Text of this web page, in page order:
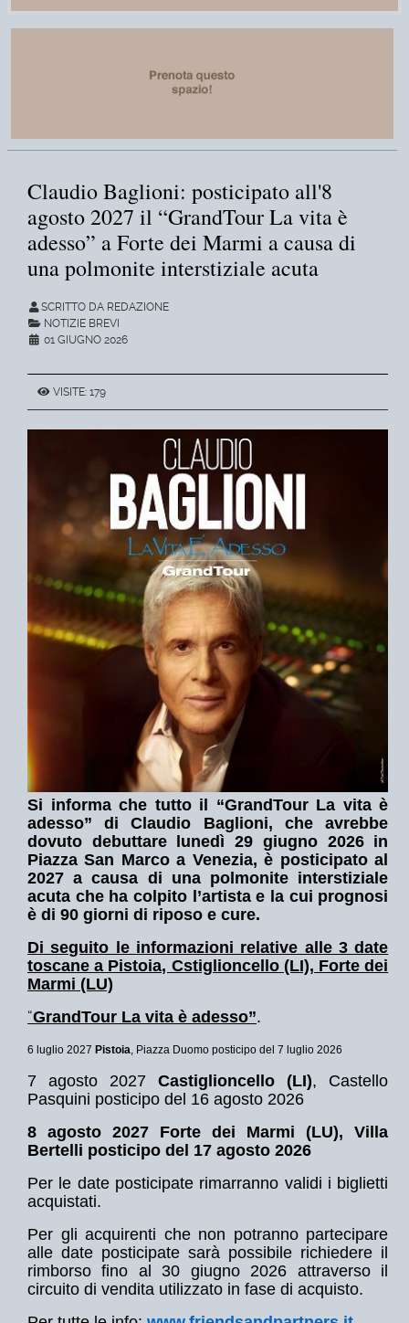
Claudio Baglioni: posticipato all'8
agosto 2027 il “GrandTour La vita è
adesso” a Forte dei Marmi a causa di
una polmonite interstiziale acuta
SCRITTO DA REDAZIONE
NOTIZIE BREVI
01 GIUGNO 2026
VISITE: 179
Si informa che tutto il
“GrandTour La vita è
adesso” di Claudio Baglioni, che avrebbe
dovuto debuttare lunedì 29 giugno 2026 in
Piazza San Marco a Venezia, è posticipato al
2027 a causa di una polmonite interstiziale
acuta che ha colpito l’artista e la cui prognosi
è di 90 giorni di riposo e cure.
Di seguito le informazioni relative alle 3 date
toscane a Pistoia, Cstiglioncello (LI), Forte dei
Marmi (LU)
“GrandTour La vita è adesso”.
6 luglio 2027 Pistoia, Piazza Duomo posticipo del 7 luglio 2026
7 agosto 2027Castiglioncello (LI), Castello
Pasquini posticipo del 16 agosto 2026
8 agosto 2027 Forte dei Marmi (LU), Villa
Bertelli posticipo del 17 agosto 2026
Per le date posticipate rimarranno validi i biglietti
acquistati.
Per gli acquirenti che non potranno partecipare
alle date posticipate sarà possibile richiedere il
rimborso fino al 30 giugno 2026 attraverso il
circuito di vendita utilizzato in fase di acquisto.